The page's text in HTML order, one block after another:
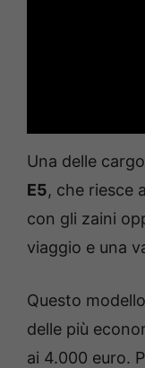
Una delle
E5, che riesce
con gli zaini
viaggio e una
Questo
delle più
ai 4.000 euro.